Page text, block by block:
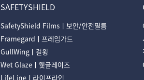
SAFETYSHIELD
SafetyShield Filmsㅣ보안/안전필름
Framegardㅣ프레임가드
GullWingㅣ걸윙
Wet Glazeㅣ웻글레이즈
LifeLineㅣ라이프라인